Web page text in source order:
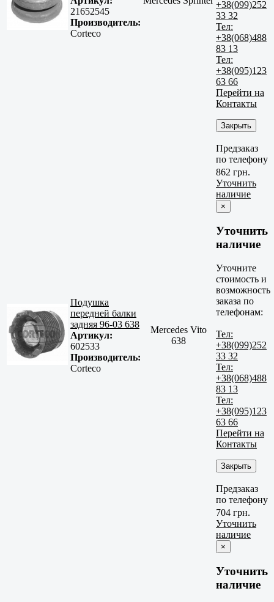
21652545
Производитель:
Corteco
+38(099)252
33 32
Тел:
+38(068)488
83 13
Тел:
+38(095)123
63 66
Перейти на
Контакты
Закрыть
Предзаказ
по телефону
Подушка
передней балки
задняя 96-03 638
Артикул:
602533
Производитель:
Corteco
Mercedes Vito
638
862 грн.
Уточнить
наличие
×
Уточнить
наличие
Уточните
стоимость и
возможность
заказа по
телефонам:
Тел:
+38(099)252
33 32
Тел:
+38(068)488
83 13
Тел:
+38(095)123
63 66
Перейти на
Контакты
Закрыть
Предзаказ
по телефону
704 грн.
Уточнить
наличие
×
Уточнить
наличие